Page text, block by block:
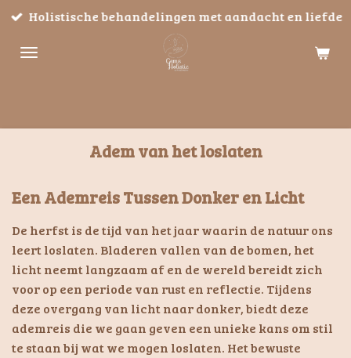
Ga
naar
Holistische behandelingen met aandacht en liefde
Adem van het loslaten
Een Ademreis Tussen Donker en Licht
De herfst is de tijd van het jaar waarin de natuur ons
leert loslaten. Bladeren vallen van de bomen, het
licht neemt langzaam af en de wereld bereidt zich
voor op een periode van rust en reflectie. Tijdens
deze overgang van licht naar donker, biedt deze
ademreis die we gaan geven een unieke kans om stil
te staan bij wat we mogen loslaten. Het bewuste